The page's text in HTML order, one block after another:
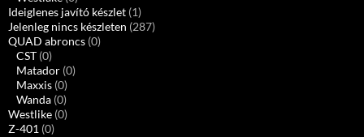
Ideiglenes javító készlet (1)
Jelenleg nincs készleten (287)
QUAD abroncs (0)
CST (0)
Matador (0)
Maxxis (0)
Wanda (0)
Westlike (0)
Z-401 (0)